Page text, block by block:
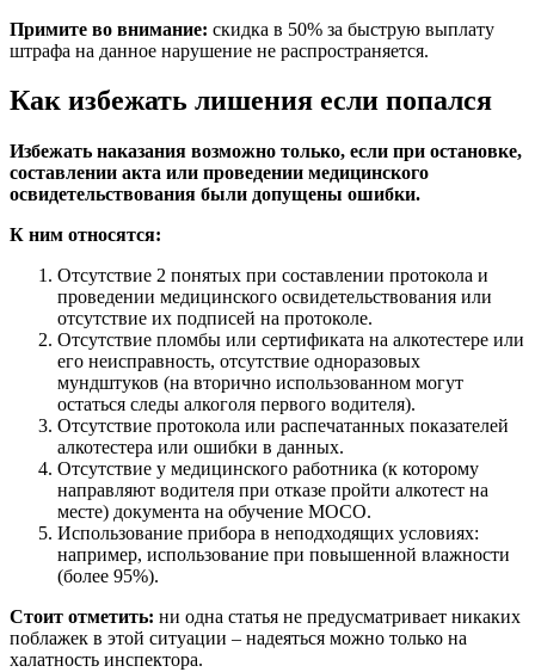
Примите во внимание: скидка в 50% за быструю выплату
штрафа на данное нарушение не распространяется.
Как избежать лишения если попался
Избежать наказания возможно только, если при остановке,
составлении акта или проведении медицинского
освидетельствования были допущены ошибки.
К ним относятся:
Отсутствие 2 понятых при составлении протокола и
проведении медицинского освидетельствования или
отсутствие их подписей на протоколе.
Отсутствие пломбы или сертификата на алкотестере или
его неисправность, отсутствие одноразовых
мундштуков (на вторично использованном могут
остаться следы алкоголя первого водителя).
Отсутствие протокола или распечатанных показателей
алкотестера или ошибки в данных.
Отсутствие у медицинского работника (к которому
направляют водителя при отказе пройти алкотест на
месте) документа на обучение МОСО.
Использование прибора в неподходящих условиях:
например, использование при повышенной влажности
(более 95%).
Стоит отметить: ни одна статья не предусматривает никаких
поблажек в этой ситуации – надеяться можно только на
халатность инспектора.